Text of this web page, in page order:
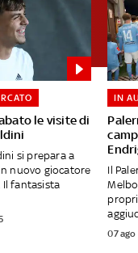
le visite di
si prepara a
nuovo giocatore
Il fantasista
IN
Il
07 ago